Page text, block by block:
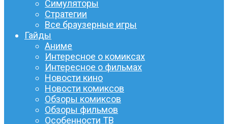
Симуляторы
Стратегии
Все браузерные игры
Гайды
Аниме
Интересное о комиксах
Интересное о фильмах
Новости кино
Новости комиксов
Обзоры комиксов
Обзоры фильмов
Особенности ТВ